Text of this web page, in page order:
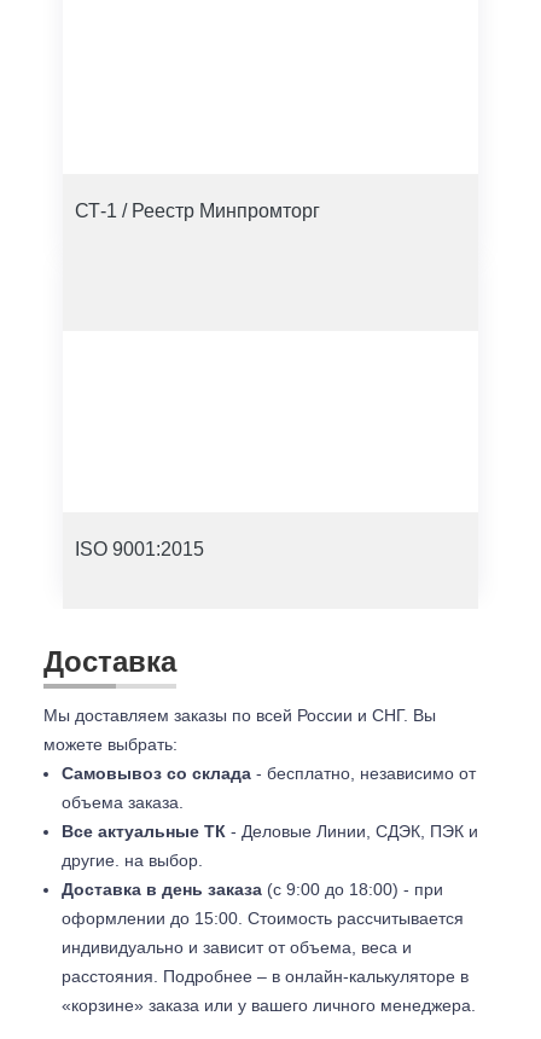
СТ-1 / Реестр Минпромторг
ISO 9001:2015
Доставка
Мы доставляем заказы по всей России и СНГ. Вы
можете выбрать:
Самовывоз со склада - бесплатно, независимо от
объема заказа.
Все актуальные ТК - Деловые Линии, СДЭК, ПЭК и
другие. на выбор.
Доставка в день заказа (с 9:00 до 18:00) - при
оформлении до 15:00. Стоимость рассчитывается
индивидуально и зависит от объема, веса и
расстояния. Подробнее – в онлайн-калькуляторе в
«корзине» заказа или у вашего личного менеджера.